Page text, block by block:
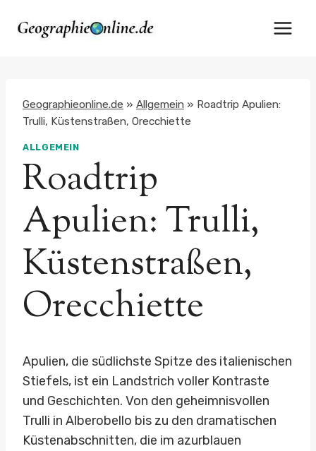
Inhalt
Geographieonline.de » Allgemein » Roadtrip Apulien:
Trulli, Küstenstraßen, Orecchiette
ALLGEMEIN
Roadtrip
Apulien: Trulli,
Küstenstraßen,
Orecchiette
Apulien, die südlichste Spitze des italienischen
Stiefels, ist ein Landstrich voller Kontraste
und Geschichten. Von den geheimnisvollen
Trulli in Alberobello bis zu den dramatischen
Küstenabschnitten, die im azurblauen